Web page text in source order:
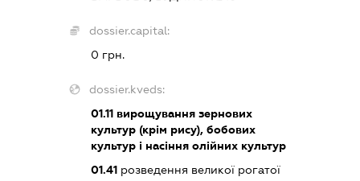
dossier.capital:
0 грн.
dossier.kveds:
01.11вирощування зернових
культур (крім рису), бобових
культур і насіння олійних культур
01.41розведення великої рогатої